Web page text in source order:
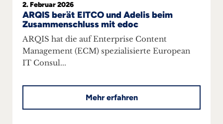
2. Februar 2026
ARQIS berät EITCO und Adelis beim
Zusammenschluss mit edoc
ARQIS hat die auf Enterprise Content
Management (ECM) spezialisierte European
IT Consul...
Mehr erfahren